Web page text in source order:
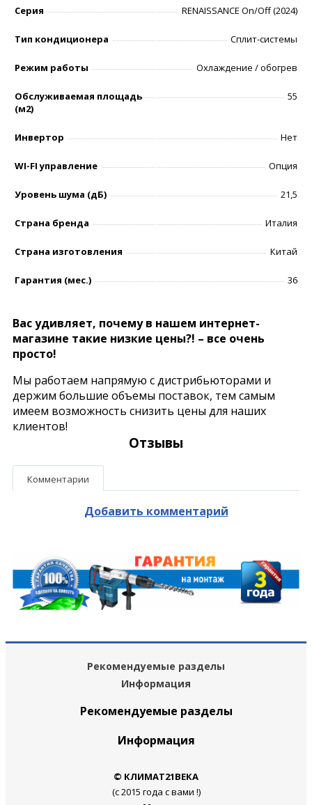
Серия RENAISSANCE On/Off (2024)
Тип кондиционера Сплит-системы
Режим работы Охлаждение / обогрев
Обслуживаемая площадь
(м2)
55
Инвертор Нет
WI-FI управление Опция
Уровень шумa (дБ) 21,5
Страна бренда Италия
Страна изготовления Китай
Гарантия (мес.) 36
Вас удивляет, почему в нашем интернет-
магазине такие низкие цены?! – все очень
просто!
Мы работаем напрямую с дистрибьюторами и
держим большие объемы поставок, тем самым
имеем возможность снизить цены для наших
клиентов!
Отзывы
Комментарии
Добавить комментарий
Рекомендуемые разделы
Информация
Рекомендуемые разделы
Информация
© КЛИМАТ21ВЕКА
(с 2015 года с вами !)